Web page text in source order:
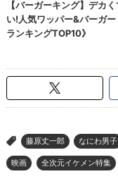
> 藤原丈一郎 なにわ男子
映画 全次元イケメン特集